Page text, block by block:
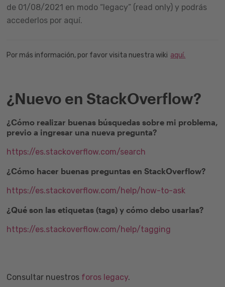
de 01/08/2021 en modo “legacy” (read only) y podrás
accederlos por aquí.
Por más información, por favor visita nuestra wiki aquí.
¿Nuevo en StackOverflow?
¿Cómo realizar buenas búsquedas sobre mi problema,
previo a ingresar una nueva pregunta?
https://es.stackoverflow.com/search
¿Cómo hacer buenas preguntas en StackOverflow?
https://es.stackoverflow.com/help/how-to-ask
¿Qué son las etiquetas (tags) y cómo debo usarlas?
https://es.stackoverflow.com/help/tagging
Consultar nuestros foros legacy.